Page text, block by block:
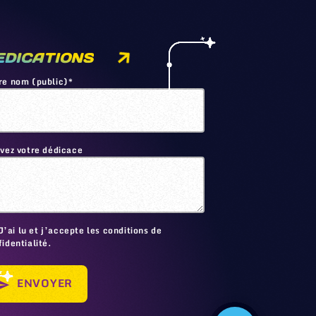
nom (public)*
votre dédicace
lu et j’accepte les conditions de
ENVOYER